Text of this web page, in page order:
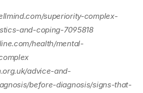
superiority-complex-
and-coping-7095818
health/mental-
advice-and-
before-diagnosis/signs-that-